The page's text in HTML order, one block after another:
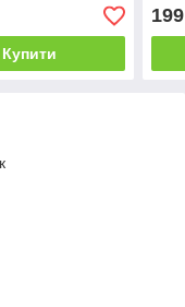
760ml.
Купити
ml.
199